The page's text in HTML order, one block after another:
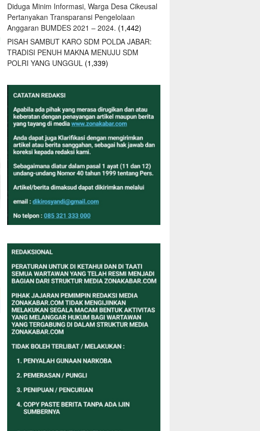
Diduga Minim Informasi, Warga Desa Cikeusal
Pertanyakan Transparansi Pengelolaan
Anggaran BUMDES 2021 – 2024. (1,442)
PISAH SAMBUT KARO SDM POLDA JABAR:
TRADISI PENUH MAKNA MENUJU SDM
POLRI YANG UNGGUL (1,339)